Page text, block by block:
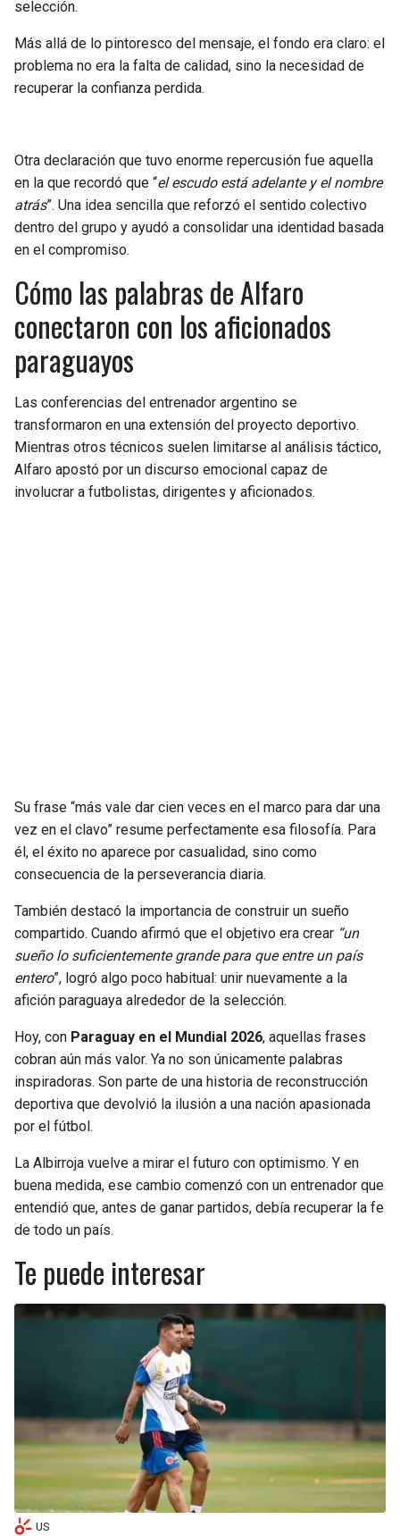
selección.
Más allá de lo pintoresco del mensaje, el fondo era claro: el
problema no era la falta de calidad, sino la necesidad de
recuperar la confianza perdida.
Otra declaración que tuvo enorme repercusión fue aquella
en la que recordó que “el escudo está adelante y el nombre
atrás”. Una idea sencilla que reforzó el sentido colectivo
dentro del grupo y ayudó a consolidar una identidad basada
en el compromiso.
Cómo las palabras de Alfaro
conectaron con los aficionados
paraguayos
Las conferencias del entrenador argentino se
transformaron en una extensión del proyecto deportivo.
Mientras otros técnicos suelen limitarse al análisis táctico,
Alfaro apostó por un discurso emocional capaz de
involucrar a futbolistas, dirigentes y aficionados.
Su frase “más vale dar cien veces en el marco para dar una
vez en el clavo” resume perfectamente esa filosofía. Para
él, el éxito no aparece por casualidad, sino como
consecuencia de la perseverancia diaria.
También destacó la importancia de construir un sueño
compartido. Cuando afirmó que el objetivo era crear “un
sueño lo suficientemente grande para que entre un país
entero”, logró algo poco habitual: unir nuevamente a la
afición paraguaya alrededor de la selección.
Hoy, con Paraguay en el Mundial 2026, aquellas frases
cobran aún más valor. Ya no son únicamente palabras
inspiradoras. Son parte de una historia de reconstrucción
deportiva que devolvió la ilusión a una nación apasionada
por el fútbol.
La Albirroja vuelve a mirar el futuro con optimismo. Y en
buena medida, ese cambio comenzó con un entrenador que
entendió que, antes de ganar partidos, debía recuperar la fe
de todo un país.
Te puede interesar
US